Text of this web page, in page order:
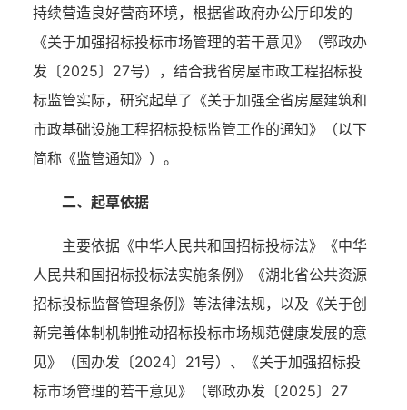
持续营造良好营商环境， 根据省政府办公厅印发的
《关于加强招标投标市场管理的若干意见》（鄂政办
发〔2025〕27号）， 结合我省房屋市政工程招标投
标监管实际， 研究起草了《关于加强全省房屋建筑和
市政基础设施工程招标投标监管工作的通知》
（以下
简称《监管通知》） 。
二、起草依据
主要依据《中华人民共和国招标投标法》《中华
人民共和国招标投标法实施条例》《湖北省公共资源
招标投标监督管理条例》等法律法规，以及《关于创
新完善体制机制推动招标投标市场规范健康发展的意
见》（国办发〔2024〕21号）、《关于加强招标投
标市场管理的若干意见》
（鄂政办发 〔2025〕 27